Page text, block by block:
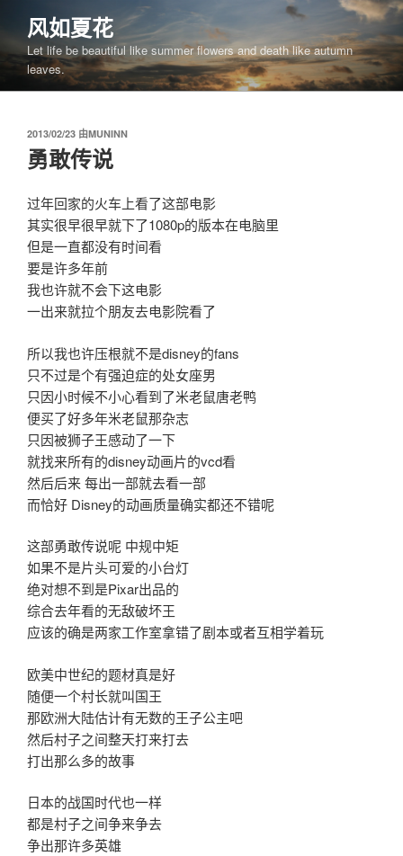
内
风如夏花
Let life be beautiful like summer flowers and death like autumn
leaves.
发
布
于
2013/02/23 由MUNINN
勇敢传说
过年回家的火车上看了这部电影
其实很早很早就下了1080p的版本在电脑里
但是一直都没有时间看
要是许多年前
我也许就不会下这电影
一出来就拉个朋友去电影院看了
所以我也许压根就不是disney的fans
只不过是个有强迫症的处女座男
只因小时候不小心看到了米老鼠唐老鸭
便买了好多年米老鼠那杂志
只因被狮子王感动了一下
就找来所有的disney动画片的vcd看
然后后来 每出一部就去看一部
而恰好 Disney的动画质量确实都还不错呢
这部勇敢传说呢 中规中矩
如果不是片头可爱的小台灯
绝对想不到是Pixar出品的
综合去年看的无敌破坏王
应该的确是两家工作室拿错了剧本或者互相学着玩
欧美中世纪的题材真是好
随便一个村长就叫国王
那欧洲大陆估计有无数的王子公主吧
然后村子之间整天打来打去
打出那么多的故事
日本的战国时代也一样
都是村子之间争来争去
争出那许多英雄